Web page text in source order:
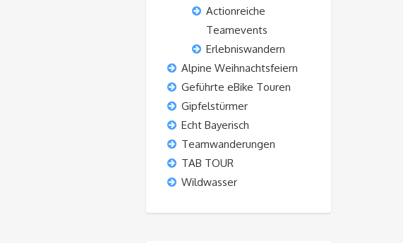
Actionreiche
Teamevents
Erlebniswandern
Alpine Weihnachtsfeiern
Geführte eBike Touren
Gipfelstürmer
Echt Bayerisch
Teamwanderungen
TAB TOUR
Wildwasser